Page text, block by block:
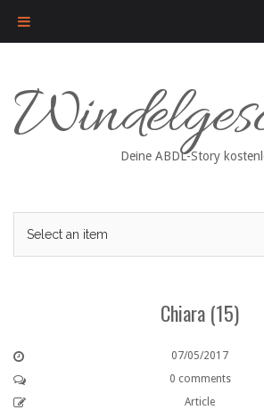
content
Deine ABDL-Story
Chiara (15)
07/05/2017
0 comments
Article